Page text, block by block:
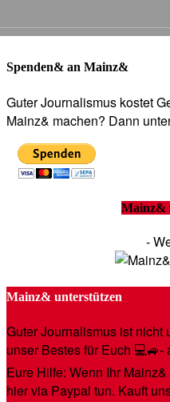
Spenden& an Mainz&
Guter Journalismus kostet
Mainz& machen? Dann
Mainz&
-
Mainz& unterstützen
Guter Journalismus ist nicht
unser Bestes für Euch
Eure Hilfe: Wenn Ihr
hier via Paypal tun. Kauft